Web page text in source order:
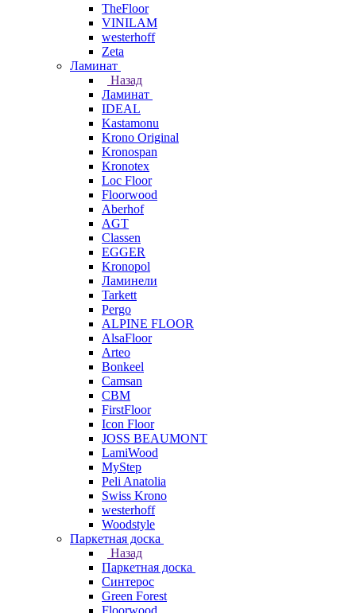
TheFloor
VINILAM
westerhoff
Zeta
Ламинат
Назад
Ламинат
IDEAL
Kastamonu
Krono Original
Kronospan
Kronotex
Loc Floor
Floorwood
Aberhof
AGT
Classen
EGGER
Kronopol
Ламинели
Tarkett
Pergo
ALPINE FLOOR
AlsaFloor
Arteo
Bonkeel
Camsan
CBM
FirstFloor
Icon Floor
JOSS BEAUMONT
LamiWood
MyStep
Peli Anatolia
Swiss Krono
westerhoff
Woodstyle
Паркетная доска
Назад
Паркетная доска
Синтерос
Green Forest
Floorwood